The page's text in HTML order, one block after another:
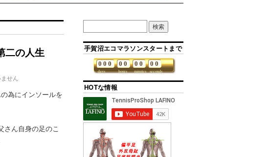
二の人生
せん
為にインソールを
さん自身の足のこ
手賀沼エコマラソンスタートまで
days
0 0 0
hours
0 0
minutes
0 0
seconds
0 0
HOTな情報